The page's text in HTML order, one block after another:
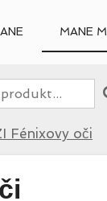
MANE
Fénixovy oči